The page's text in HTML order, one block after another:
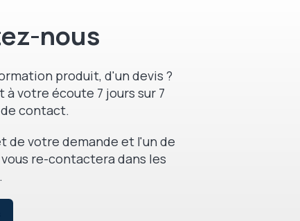
nous
produit, d'un devis ?
à votre écoute 7 jours sur 7
contact.
de votre demande et l'un de
re-contactera dans les